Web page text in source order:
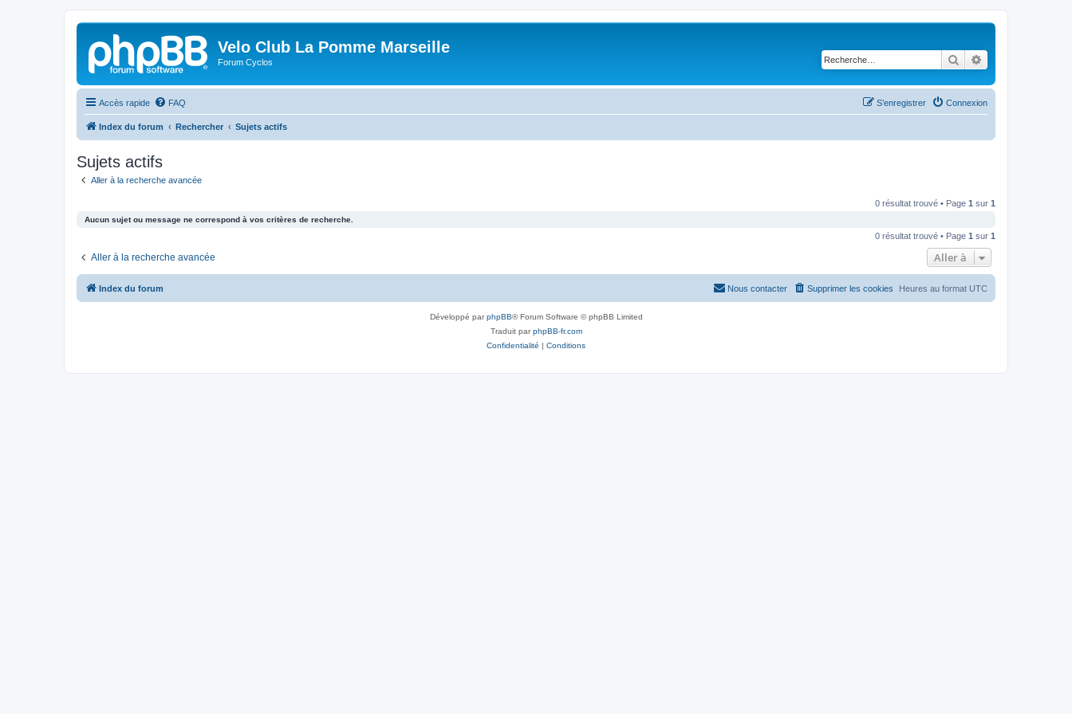
Velo Club La Pomme Marseille
Forum Cyclos Rechercher
Accès rapide FAQ Connexion
S’enregistrer
Index du forum Rechercher Sujets actifs
Sujets actifs
Aller à la recherche avancée
0 résultat trouvé • Page 1 sur 1
Aucun sujet ou message ne correspond à vos critères de recherche.
0 résultat trouvé • Page 1 sur 1
Aller à la recherche avancée Aller à
Index du forum Heures au format UTC
Supprimer les cookies
Nous contacter
Développé parphpBB® Forum Software © phpBB Limited
Traduit parphpBB-fr.com
Confidentialité | Conditions